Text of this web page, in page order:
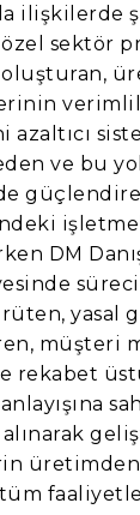
ilişkilerde
özel sektör
ve bu
DM
yasal
müşteri
rekabet